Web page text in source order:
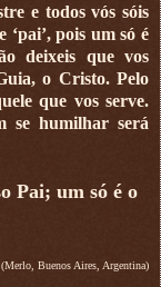
e todos vós sóis
pois um só é
deixeis que vos
o Cristo. Pelo
que vos serve.
se humilhar será
Pai; um só é o
Buenos Aires, Argentina)